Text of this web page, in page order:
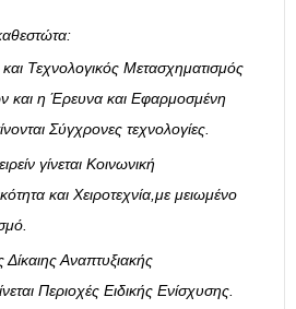
Τεχνολογικός Μετασχηματισμός
και η Έρευνα και Εφαρμοσμένη
Σύγχρονες τεχνολογίες.
γίνεται Κοινωνική
και Χειροτεχνία,με μειωμένο
Αναπτυξιακής
Περιοχές Ειδικής Ενίσχυσης.